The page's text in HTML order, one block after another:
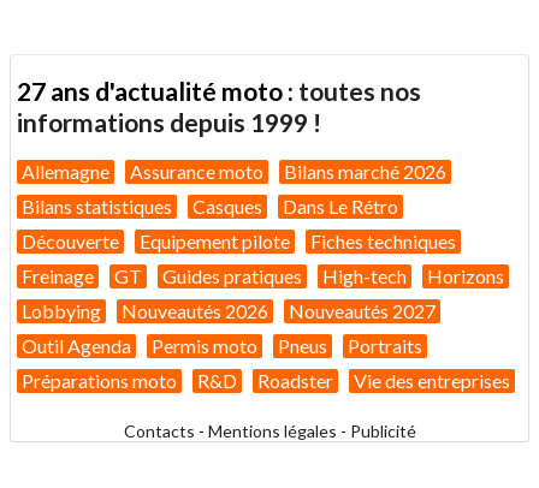
27 ans d'actualité moto : toutes nos
informations depuis 1999 !
Allemagne Assurance moto
Bilans marché 2026
Bilans statistiques
Casques
Dans Le Rétro
Découverte
Equipement pilote
Fiches techniques
Freinage
GT Guides pratiques High-tech
Horizons
Lobbying
Nouveautés 2026
Nouveautés 2027
Outil Agenda
Permis moto Pneus
Portraits
Préparations moto
R&D Roadster Vie des entreprises
Contacts - Mentions légales - Publicité